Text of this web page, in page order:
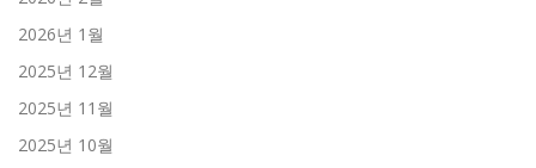
2026년 1월
2025년 12월
2025년 11월
2025년 10월